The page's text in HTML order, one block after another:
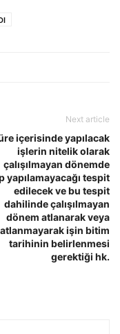
Next article
içerisinde yapılacak
işlerin nitelik olarak
çalışılmayan dönemde
yapılamayacağı tespit
edilecek ve bu tespit
dahilinde çalışılmayan
dönem atlanarak veya
atlanmayarak işin bitim
tarihinin belirlenmesi
gerektiği hk.